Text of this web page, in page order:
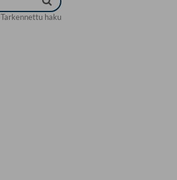
Tarkennettu haku